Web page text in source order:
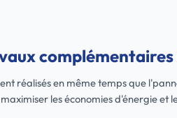
complémentaires
réalisés en même temps que
maximiser les économies d'énergie et